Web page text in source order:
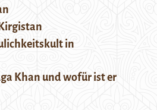
in
Khan und wofür ist er